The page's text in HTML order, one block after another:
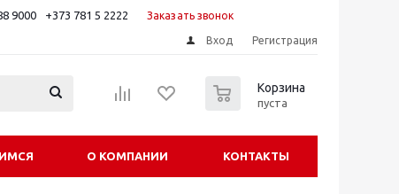
9000 +373 781 5 2222 Заказать звонок
Вход Регистрация
Корзина
пуста
О КОМПАНИИ КОНТАКТЫ